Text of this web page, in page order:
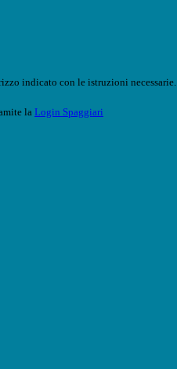
indicato con le istruzioni necessarie.
la Login Spaggiari